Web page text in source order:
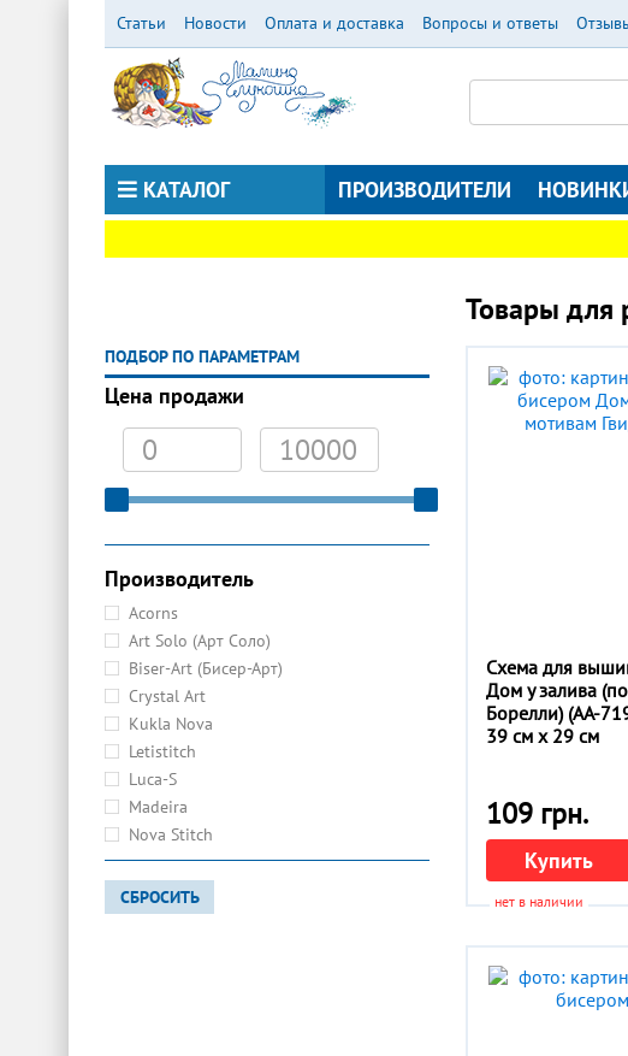
Статьи Новости Оплата и доставка Вопросы и ответы
КАТАЛОГ ПРОИЗВОДИТЕЛИ
Товары для
Схема для
Дом у залива
Борелли) (АА-
39 см x 29 см
109 грн.
Купить
нет в наличии
ПОДБОР ПО ПАРАМЕТРАМ
Цена продажи
Производитель
Acorns
Art Solo (Арт Соло)
Biser-Art (Бисер-Арт)
Crystal Art
Kukla Nova
Letistitch
Luca-S
Madeira
Nova Stitch
Nurge
OLanta
Pony
СБРОСИТЬ